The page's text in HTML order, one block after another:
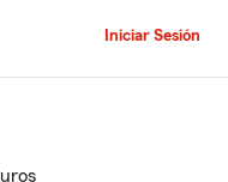
Iniciar Sesión